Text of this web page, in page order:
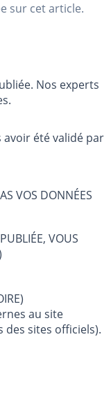
sur cet article.
Nos experts
été validé par
VOS DONNÉES
VOUS
au site
des sites officiels).